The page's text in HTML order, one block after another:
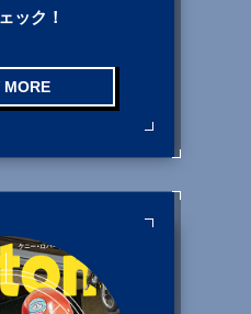
ック！
MORE